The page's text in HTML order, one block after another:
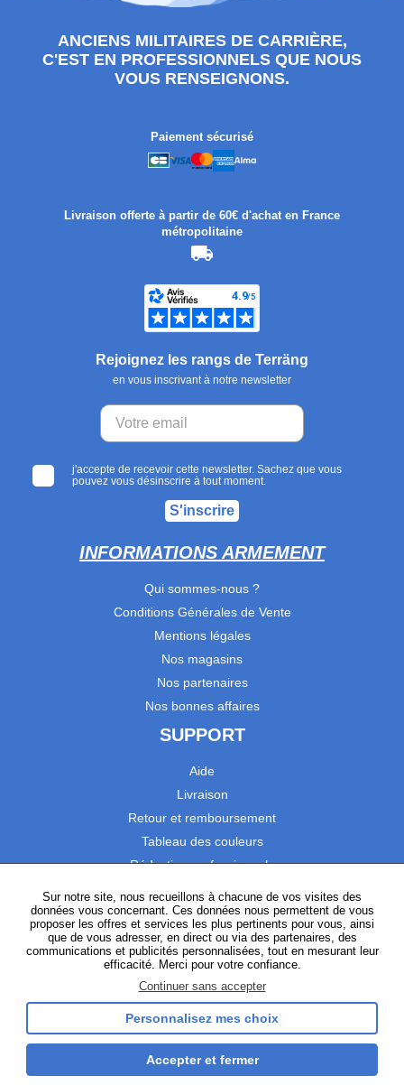
ANCIENS MILITAIRES DE CARRIÈRE,
C'EST EN PROFESSIONNELS QUE NOUS
VOUS RENSEIGNONS.
Paiement sécurisé
Livraison offerte à partir de 60€ d'achat en France
métropolitaine
Rejoignez les rangs de Terräng
en vous inscrivant à notre newsletter
j'accepte de recevoir cette newsletter. Sachez que vous
pouvez vous désinscrire à tout moment.
S'inscrire
INFORMATIONS ARMEMENT
Qui sommes-nous ?
Conditions Générales de Vente
Mentions légales
Nos magasins
Nos partenaires
Nos bonnes affaires
SUPPORT
Aide
Livraison
Retour et remboursement
Tableau des couleurs
Réduction professionnels
Satisfaction Clients
SUIVEZ-NOUS
InstagramTikTokFacebookYouTubeLinkedIn
Sur notre site, nous recueillons à chacune de vos visites des
données vous concernant. Ces données nous permettent de vous
proposer les offres et services les plus pertinents pour vous, ainsi
que de vous adresser, en direct ou via des partenaires, des
communications et publicités personnalisées, tout en mesurant leur
efficacité. Merci pour votre confiance.
Continuer sans accepter
Personnalisez mes choix
Accepter et fermer